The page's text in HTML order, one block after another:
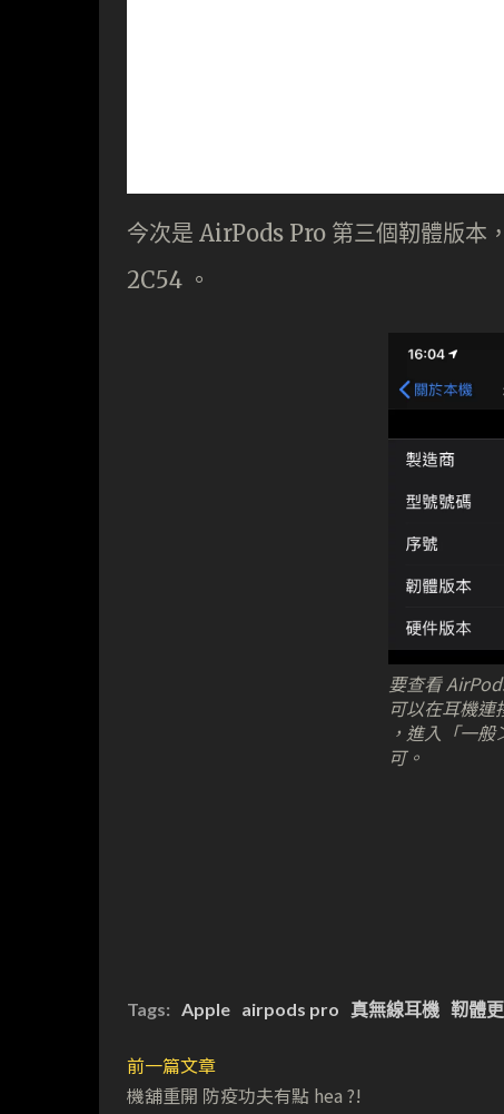
今次是 AirPods Pro 第三個靭體版本
2C54 。
要查看
可以在耳機
，進入「一
可。
Tags: Apple airpods pro 真無線耳機 靭體
前一篇文章
機舖重開 防疫功夫有點 hea ?!